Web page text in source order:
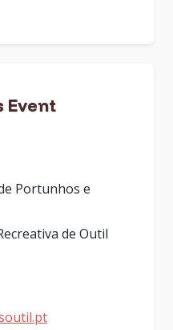
Event
Portunhos e
de Outil